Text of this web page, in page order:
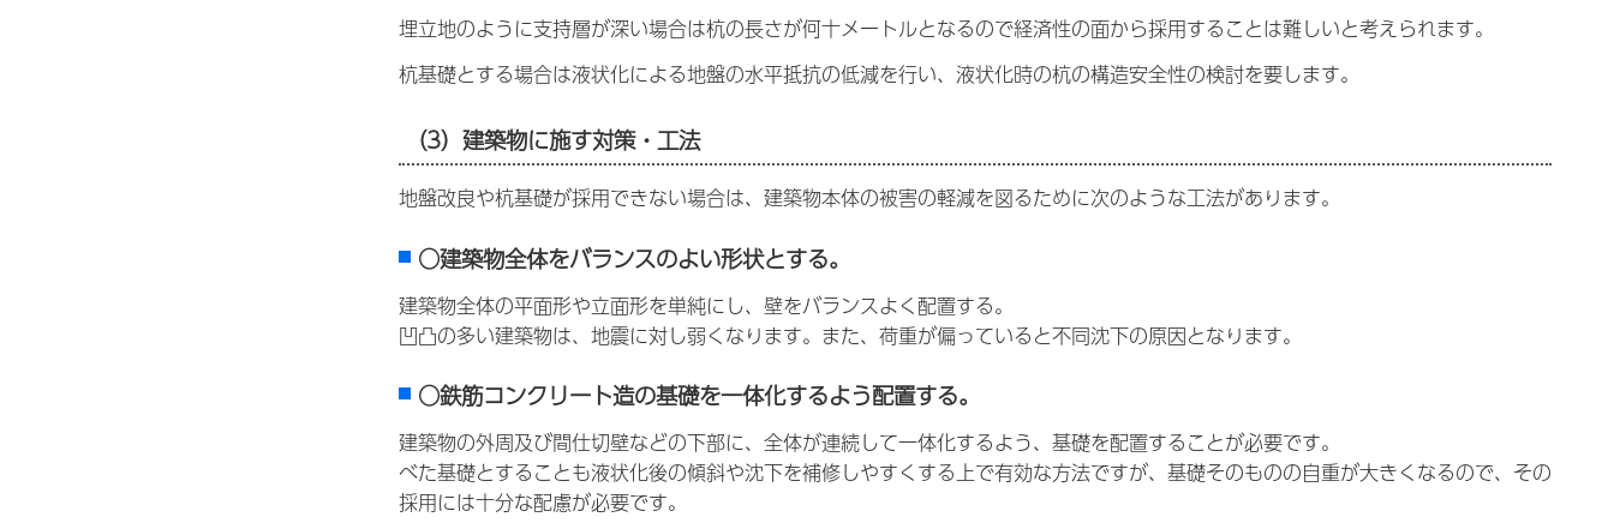
埋立地のように支持層が深い場合は杭の長さが何十メートルとなるので経済性の面から採用することは難しいと考えられます。
杭基礎とする場合は液状化による地盤の水平抵抗の低減を行い、液状化時の杭の構造安全性の検討を要します。
（3）建築物に施す対策・工法
地盤改良や杭基礎が採用できない場合は、建築物本体の被害の軽減を図るために次のような工法があります。
○建築物全体をバランスのよい形状とする。
建築物全体の平面形や立面形を単純にし、壁をバランスよく配置する。
凹凸の多い建築物は、地震に対し弱くなります。また、荷重が偏っていると不同沈下の原因となります。
○鉄筋コンクリート造の基礎を一体化するよう配置する。
建築物の外周及び間仕切壁などの下部に、全体が連続して一体化するよう、基礎を配置することが必要です。
べた基礎とすることも液状化後の傾斜や沈下を補修しやすくする上で有効な方法ですが、基礎そのものの自重が大きくなるので、その
採用には十分な配慮が必要です。